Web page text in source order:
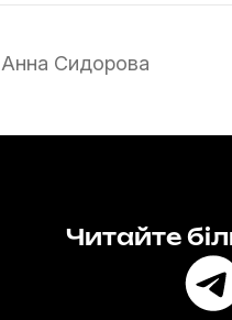
Анна Сидорова
Читайте